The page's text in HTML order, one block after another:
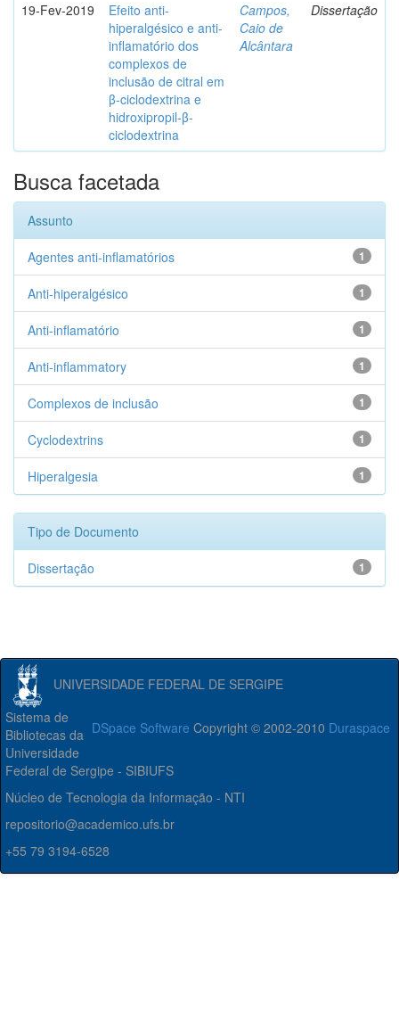
19-Fev-2019
Efeito anti-
hiperalgésico e anti-
inflamatório dos
complexos de
inclusão de citral em
β-ciclodextrina e
hidroxipropil-β-
ciclodextrina
Campos,
Caio de
Alcântara
Dissertação
Busca facetada
Assunto
1
Agentes anti-inflamatórios
1
Anti-hiperalgésico
1
Anti-inflamatório
1
Anti-inflammatory
1
Complexos de inclusão
1
Cyclodextrins
1
Hiperalgesia
Tipo de Documento
1
Dissertação
UNIVERSIDADE FEDERAL DE SERGIPE
DSpace Software Copyright © 2002-2010 Duraspace
Sistema de
Bibliotecas da
Universidade
Federal de Sergipe - SIBIUFS
Núcleo de Tecnologia da Informação - NTI
repositorio@academico.ufs.br
+55 79 3194-6528